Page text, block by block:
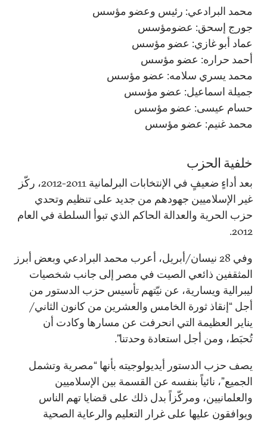
محمد البرادعي: رئيس وعضو مؤسس
جورج إسحق: عضومؤسس
عماد أبو غازي: عضو مؤسس
أحمد حراره: عضو مؤسس
محمد يسري سلامه: عضو مؤسس
جميلة اسماعيل: عضو مؤسس
حسام عيسى: عضو مؤسس
محمد غنيم: عضو مؤسس
خلفية الحزب
بعد أداءٍ ضعيفٍ في الإنتخابات البرلمانية 2011-2012، ركّز
غير الإسلاميين جهودهم من جديد على تنظيم وتحدي
حزب الحرية والعدالة الحاكم الذي تبوأ السلطة في العام
2012.
وفي 28 نيسان/أبريل، أعرب محمد البرادعي وبعض أبرز
المثقفين ذائعي الصيت في مصر إلى جانب شخصيات
ليبرالية ويسارية، عن نيّتهم تأسيس حزب الدستور من
أجل “إنقاذ ثورة الخامس والعشرين من كانون الثاني/
يناير العظيمة التي انحرفت عن مسارها وكادت أن
تُحبَط، ومن أجل استعادة وحدتنا”.
يصف حزب الدستور أيديولوجيته بأنها “مصرية وتشمل
الجميع”، نائياً بنفسه عن القسمة بين الإسلاميين
والعلمانيين، ومركّزاً بدل ذلك على قضايا تهم الناس
ويوافقون عليها على غرار التعليم والرعاية الصحية